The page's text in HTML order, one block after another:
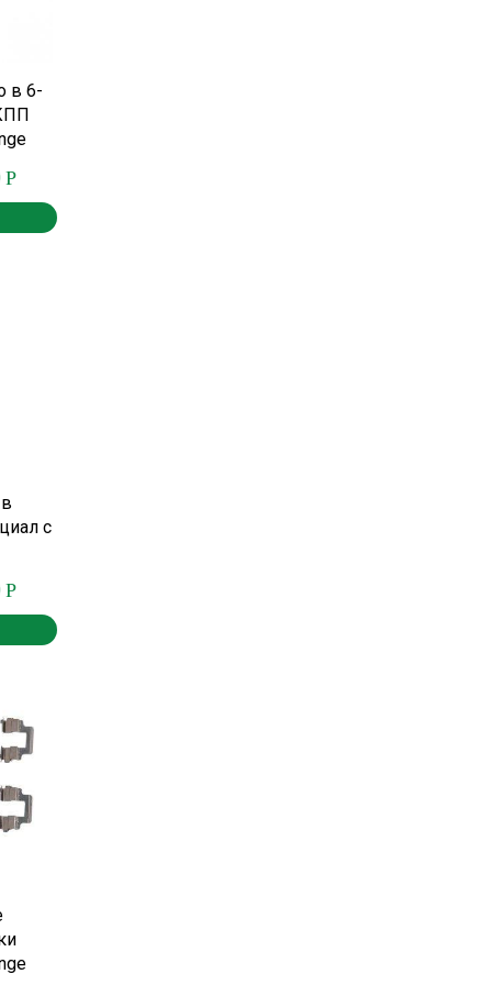
в 6-
Р
с
Р